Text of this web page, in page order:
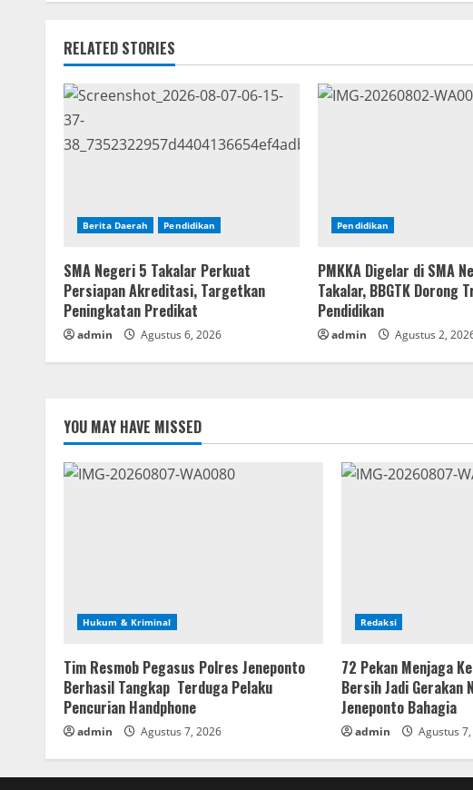
RELATED STORIES
Berita Daerah Pendidikan
SMA Negeri 5 Takalar Perkuat
Persiapan Akreditasi, Targetkan
Peningkatan Predikat
admin Agustus 6, 2026
Pendidikan
PMKKA Digelar di SMA
Takalar, BBGTK Dorong
Pendidikan
admin Agustus 2,
YOU MAY HAVE MISSED
Hukum & Kriminal
Tim Resmob Pegasus Polres Jeneponto
Berhasil Tangkap Terduga Pelaku
Pencurian Handphone
admin Agustus 7, 2026
Redaksi
72 Pekan Menjaga
Bersih Jadi Gerakan
Jeneponto Bahagia
admin Agustus